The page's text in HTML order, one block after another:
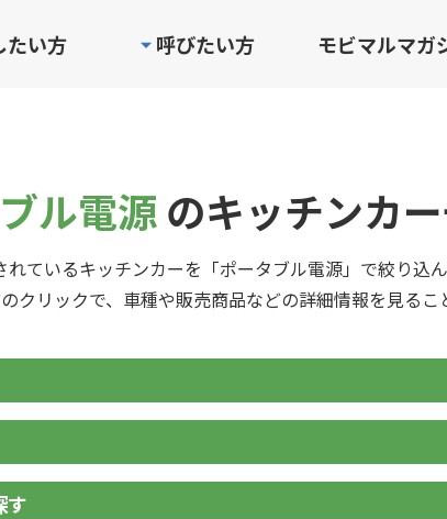
たい方 呼びたい方 モビマルマガ
ル電源のキッチンカ
れているキッチンカーを「ポータブル電源」で絞り込
クリックで、車種や販売商品などの詳細情報を見るこ
す